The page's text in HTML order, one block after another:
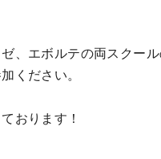
、エボルテの両スクー
ください。
おります！